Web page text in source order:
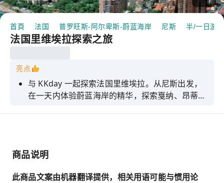
首頁 法国 普罗旺斯-阿尔卑斯-蔚蓝海岸 尼斯 半/一日游
法国里维埃拉探索之旅
亮点
与 KKday 一起探索法国里维埃拉。从尼斯出发，
在一天内体验蔚蓝海岸的精华，探索戛纳、昂蒂
商品说明
此商品文案由机器翻译提供，相关用语可能与惯用论